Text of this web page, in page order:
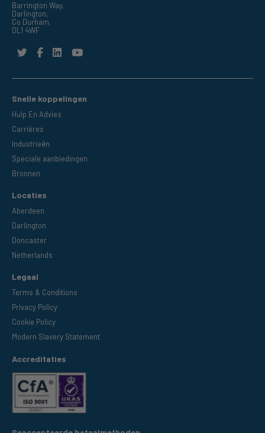
Barrington Way,
Darlington,
Co Durham,
DL1 4WF
Snelle koppelingen
Hulp En Advies
Carrières
Industrieën
Speciale aanbiedingen
Bronnen
Locaties
Aberdeen
Darlington
Doncaster
Netherlands
Legaal
Terms & Conditions
Privacy Policy
Cookie Policy
Modern Slavery Statement
Accreditaties